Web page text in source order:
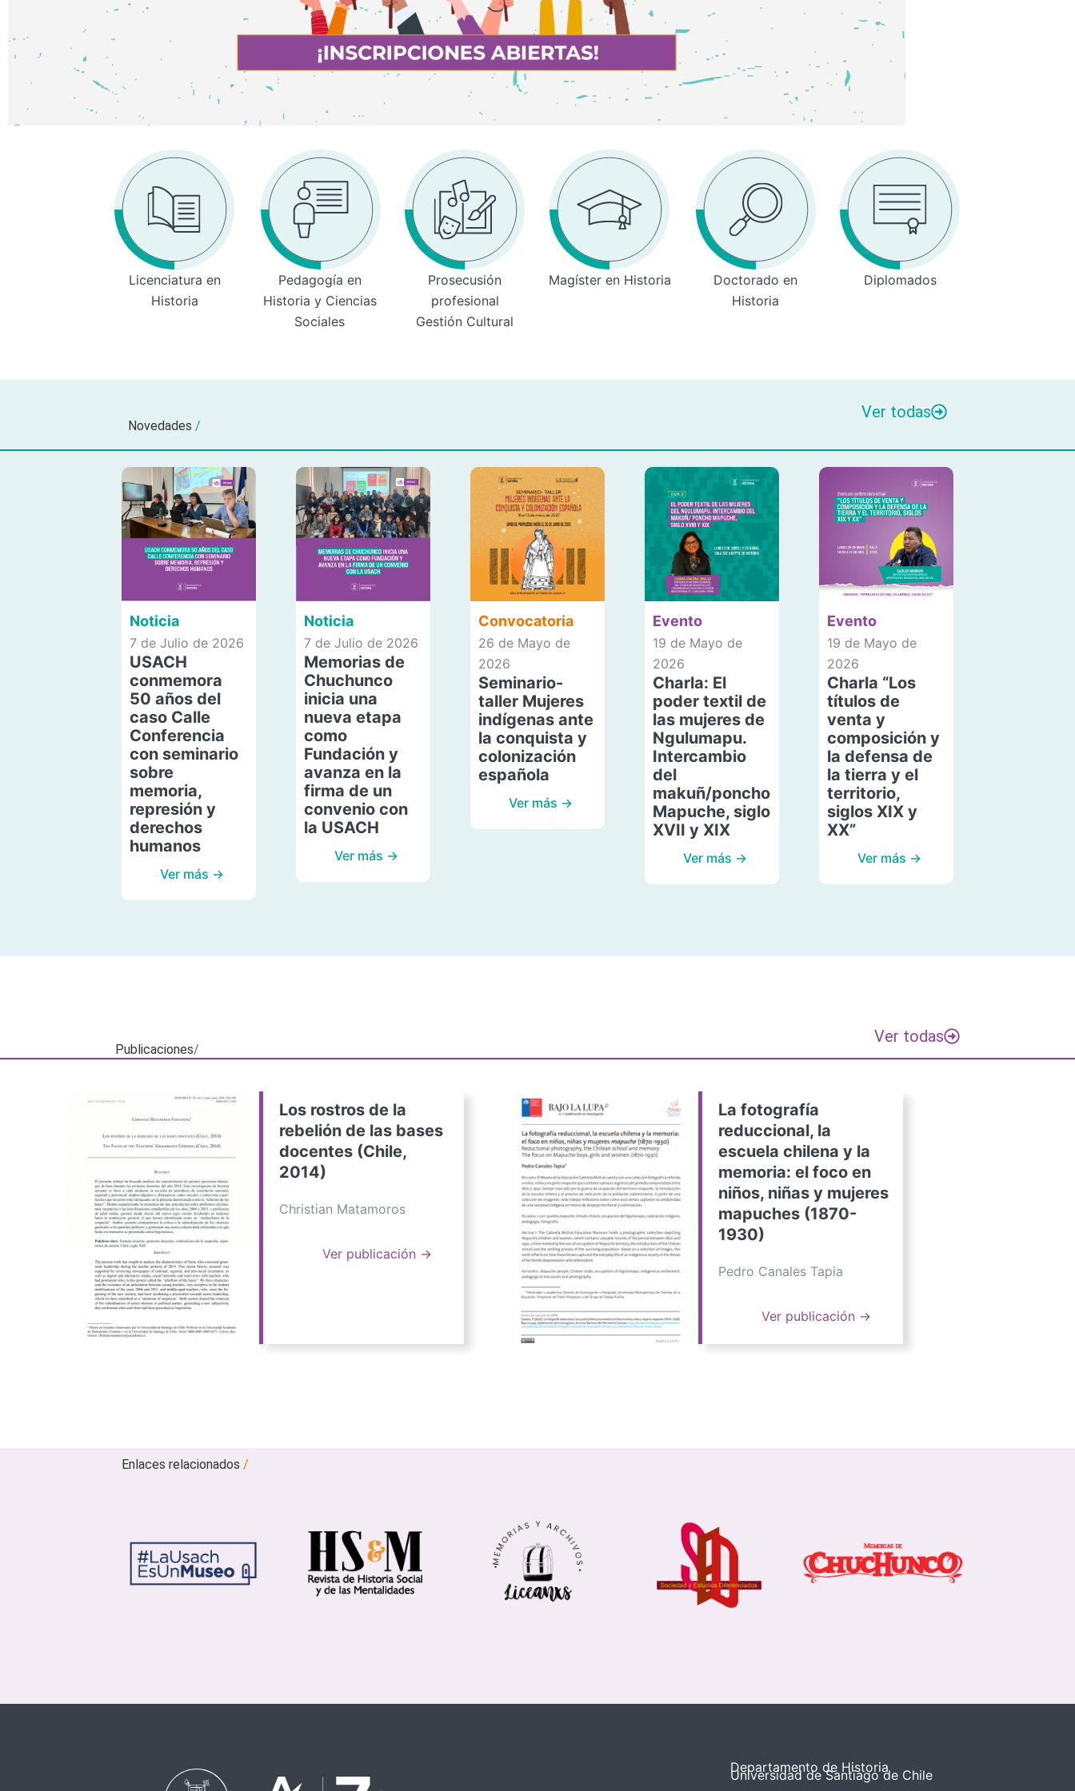
Licenciatura en
Historia
Pedagogía en
Historia y Ciencias
Sociales
Prosecusión
profesional
Gestión Cultural
Magíster en Historia
Doctorado en
Historia
Diplomados
Novedades /
Ver todas
Noticia
7 de Julio de 2026
USACH
conmemora
50 años del
caso Calle
Conferencia
con seminario
sobre
memoria,
represión y
derechos
humanos
Ver más →
Noticia
7 de Julio de 2026
Memorias de
Chuchunco
inicia una
nueva etapa
como
Fundación y
avanza en la
firma de un
convenio con
la USACH
Ver más →
Convocatoria
26 de Mayo de
2026
Seminario-
taller Mujeres
indígenas ante
la conquista y
colonización
española
Ver más →
Evento
19 de Mayo de
2026
Charla: El
poder textil de
las mujeres de
Ngulumapu.
Intercambio
del
makuñ/poncho
Mapuche, siglo
XVII y XIX
Ver más →
Evento
19 de Mayo de
2026
Charla “Los
títulos de
venta y
composición y
la defensa de
la tierra y el
territorio,
siglos XIX y
XX”
Ver más →
Publicaciones/
Ver todas
Los rostros de la
rebelión de las bases
docentes (Chile,
2014)
Christian Matamoros
Ver publicación →
La fotografía
reduccional, la
escuela chilena y la
memoria: el foco en
niños, niñas y mujeres
mapuches (1870-
1930)
Pedro Canales Tapia
Ver publicación →
Enlaces relacionados/
Departamento de Historia
Universidad de Santiago de Chile